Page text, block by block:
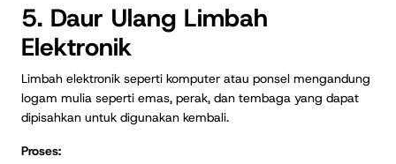
5. Daur Ulang Limbah
Elektronik
Limbah elektronik seperti komputer atau ponsel mengandung
logam mulia seperti emas, perak, dan tembaga yang dapat
dipisahkan untuk digunakan kembali.
Proses: